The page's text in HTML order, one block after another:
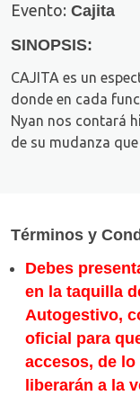
Evento: Cajita
SINOPSIS:
CAJITA es un
donde en cada
Nyan nos contará
de su mudanza
Términos y
Debes
en la taquilla
Autogestivo,
oficial para
accesos, de
liberarán a la